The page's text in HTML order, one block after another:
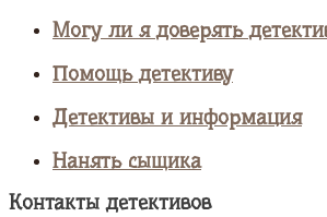
Могу ли я доверять
Помощь детективу
Детективы и информация
Нанять сыщика
Контакты детективов